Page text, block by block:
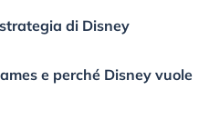
di Disney
e perché Disney vuole